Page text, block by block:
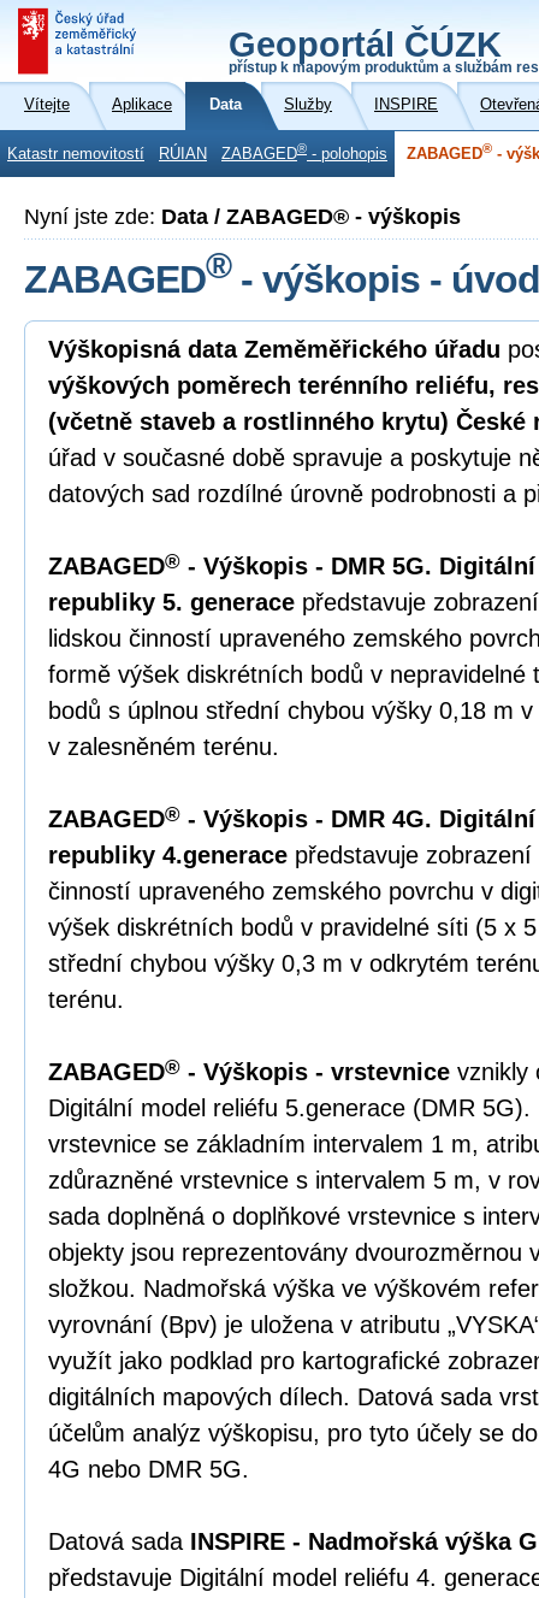
Geoportál ČÚZK
přístup k mapovým produktům a službám
Vítejte Aplikace Data Služby INSPIRE
Katastr nemovitostí RÚIAN ZABAGED® - polohopis ZABAGED® -
Nyní jste zde: Data / ZABAGED® - výškopis
ZABAGED®- výškopis - úvod
Výškopisná data Zeměměřického úřadu
výškových poměrech terénního reliéfu,
(včetně staveb a rostlinného krytu) České
úřad v současné době spravuje a poskytuje
datových sad rozdílné úrovně podrobnosti a
ZABAGED® - Výškopis - DMR 5G.
republiky 5. generace představuje
lidskou činností upraveného zemského
formě výšek diskrétních bodů v nepravidelné
bodů s úplnou střední chybou výšky 0,18 m
v zalesněném terénu.
ZABAGED® - Výškopis - DMR 4G.
republiky 4.generace představuje
činností upraveného zemského povrchu v
výšek diskrétních bodů v pravidelné síti (5 x
střední chybou výšky 0,3 m v odkrytém
terénu.
ZABAGED® - Výškopis - vrstevnice vznikly
Digitální model reliéfu 5.generace (DMR
vrstevnice se základním intervalem 1 m,
zdůrazněné vrstevnice s intervalem 5 m, v
sada doplněná o doplňkové vrstevnice s
objekty jsou reprezentovány dvourozměrnou
složkou. Nadmořská výška ve výškovém
vyrovnání (Bpv) je uložena v atributu
využít jako podklad pro kartografické
digitálních mapových dílech. Datová sada
účelům analýz výškopisu, pro tyto účely se
4G nebo DMR 5G.
Datová sada INSPIRE - Nadmořská výška
představuje Digitální model reliéfu 4.